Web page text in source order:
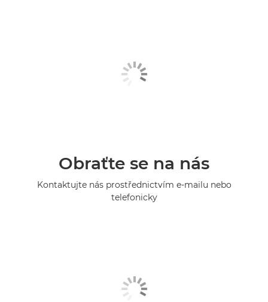
Obraťte se na nás
Kontaktujte nás prostřednictvím e-mailu nebo
telefonicky